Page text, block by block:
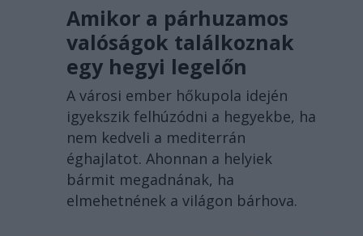
Amikor a párhuzamos
valóságok találkoznak
egy hegyi legelőn
A városi ember hőkupola idején
igyekszik felhúzódni a hegyekbe, ha
nem kedveli a mediterrán
éghajlatot. Ahonnan a helyiek
bármit megadnának, ha
elmehetnének a világon bárhova.